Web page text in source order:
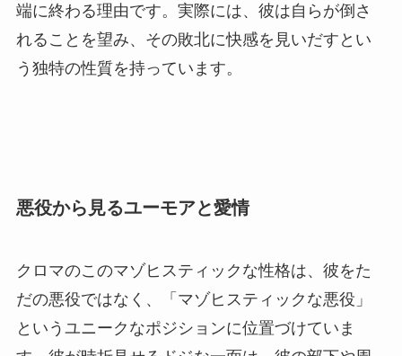
端に終わる理由です。実際には、彼は自らが倒さ
れることを望み、その敗北に快感を見いだすとい
う独特の性質を持っています。
悪役から見るユーモアと愛情
クロマのこのマゾヒスティックな性格は、彼をた
だの悪役ではなく、「マゾヒスティックな悪役」
というユニークなポジションに位置づけていま